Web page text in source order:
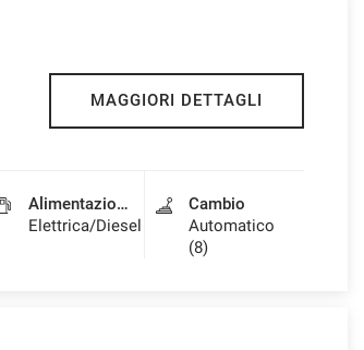
MAGGIORI DETTAGLI
Alimentazione
Elettrica/Diesel
Cambio
Automatico
(8)